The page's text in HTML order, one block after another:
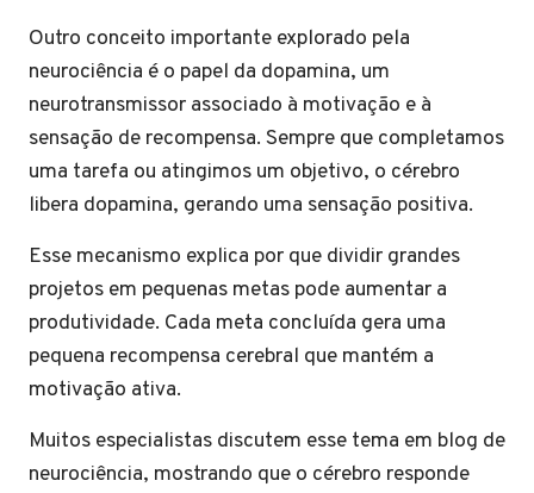
Outro conceito importante explorado pela
neurociência é o papel da dopamina, um
neurotransmissor associado à motivação e à
sensação de recompensa. Sempre que completamos
uma tarefa ou atingimos um objetivo, o cérebro
libera dopamina, gerando uma sensação positiva.
Esse mecanismo explica por que dividir grandes
projetos em pequenas metas pode aumentar a
produtividade. Cada meta concluída gera uma
pequena recompensa cerebral que mantém a
motivação ativa.
Muitos especialistas discutem esse tema em blog de
neurociência, mostrando que o cérebro responde